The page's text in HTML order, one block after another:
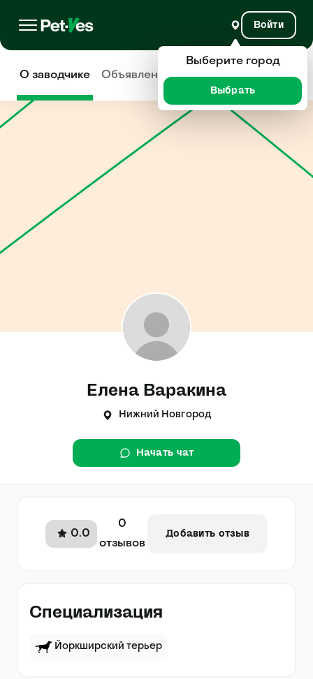
Войти
О заводчике Объявления Отзывы
Елена Варакина
Нижний Новгород
Начать чат
0.0
0
отзывов
Добавить отзыв
Специализация
Йоркширский терьер
Выберите город
Выбрать